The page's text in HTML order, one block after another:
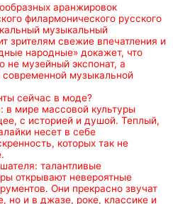
аранжировок
филармонического русского
музыкальный
зрителям свежие впечатления и
народные» докажет, что
не музейный экспонат, а
музыкальной
сейчас в моде?
в мире массовой культуры
с историей и душой. Теплый,
несет в себе
которых так не
талантливые
открывают невероятные
Они прекрасно звучат
но и в джазе, роке, классике и